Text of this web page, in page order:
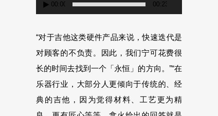
00:00 00:23
“对于吉他这类硬件产品来说，快速迭代是
对顾客的不负责。因此，我们宁可花费很
长的时间去找到一个「永恒」的方向。”“在
乐器行业，大部分人更倾向于传统的、经
典的吉他，因为觉得材料、工艺更为精